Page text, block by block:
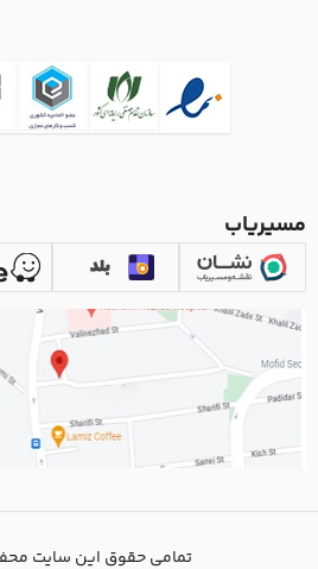
مسیریاب
تمامی حقوق این سایت